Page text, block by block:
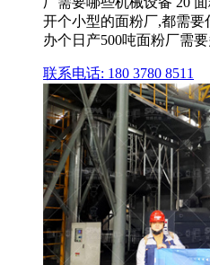
开个小型的面粉厂,都需要
办个日产500吨面粉厂需
联系电话: 180 3780 8511